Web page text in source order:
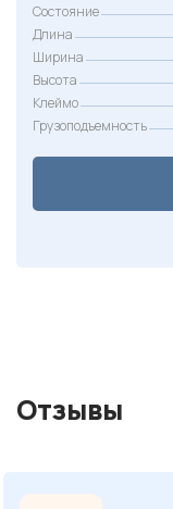
Состояние
Длина
Ширина
Высота
Клеймо
Грузоподъемность
Отзывы